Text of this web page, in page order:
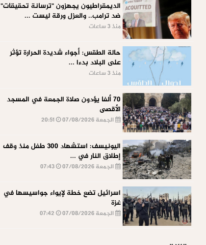
الديمقراطيون يجهزون "ترسانة تحقيقات"
ضد ترامب.. والعزل ورقة ليست ...
منذ 3 ساعات
حالة الطقس: أجواء شديدة الحرارة تؤثر
على البلاد بدءا ...
منذ 3 ساعات
70 ألفا يؤدون صلاة الجمعة في المسجد
الأقصى
الجمعة 07/08/2026
اليونيسف: استشهاد 300 طفل منذ وقف
إطلاق النار في ...
الجمعة 07/08/2026
اسرائيل تضع خطة لإيواء جواسيسها في
غزة
الجمعة 07/08/2026